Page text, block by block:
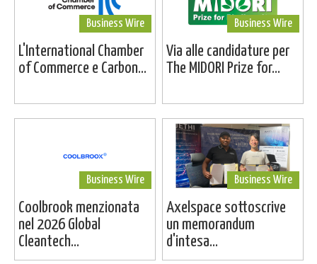
Business Wire
L'International Chamber
of Commerce e Carbon...
Business Wire
Via alle candidature per
The MIDORI Prize for...
Business Wire
Coolbrook menzionata
nel 2026 Global
Cleantech...
Business Wire
Axelspace sottoscrive
un memorandum
d'intesa...